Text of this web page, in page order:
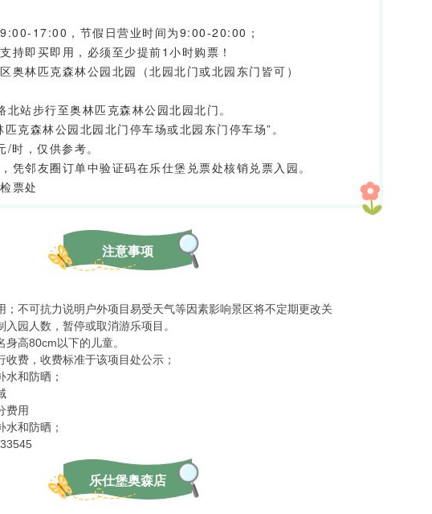
17:00，节假日营业时间为9:00-20:00；
持即买即用，必须至少提前1小时购票！
奥林匹克森林公园北园（北园北门或北园东门皆可）
站步行至奥林匹克森林公园北园北门。
克森林公园北园北门停车场或北园东门停车场”。
时，仅供参考。
凭邻友圈订单中验证码在乐仕堡兑票处核销兑票入园。
票处
注意事项
；不可抗力说明户外项目易受天气等因素影响景区将不定期更改关
园人数，暂停或取消游乐项目。
高80cm以下的儿童。
收费，收费标准于该项目处公示；
水和防晒；
费用
水和防晒；
乐仕堡奥森店